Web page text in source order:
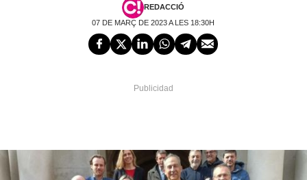
REDACCIÓ
07 DE MARÇ DE 2023 A LES 18:30H